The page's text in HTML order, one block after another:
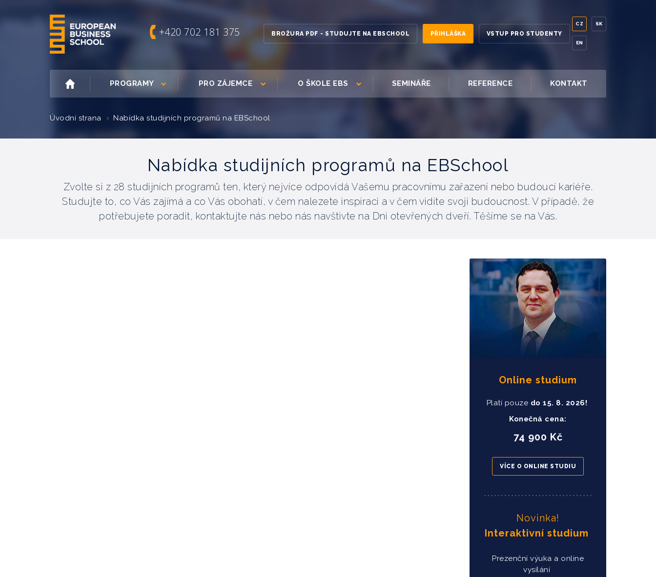
+420 702 181 375 BROŽURA PDF - STUDUJTE NA EBSCHOOL PŘIHLÁŠKA VSTUP PRO STUDENTY
CZ
EN
SK
PROGRAMY PRO ZÁJEMCE O ŠKOLE EBS SEMINÁŘE REFERENCE KONTAKT
Úvodní strana Nabídka studijních programů na EBSchool
Nabídka studijních programů na EBSchool
Zvolte si z 28 studijních programů ten, který nejvíce odpovídá Vašemu pracovnímu zařazení nebo budoucí kariéře.
Studujte to, co Vás zajímá a co Vás obohatí, v čem nalezete inspiraci a v čem vidíte svoji budoucnost. V případě, že
potřebujete poradit, kontaktujte nás nebo nás navštivte na Dni otevřených dveří. Těšíme se na Vás.
Online studium
Platí pouze do 15. 8. 2026!
Konečná cena:
74 900 Kč
VÍCE O ONLINE STUDIU
Novinka!
Interaktivní studium
Prezenční výuka a online
vysílání